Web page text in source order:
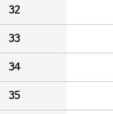
32
33
34
35